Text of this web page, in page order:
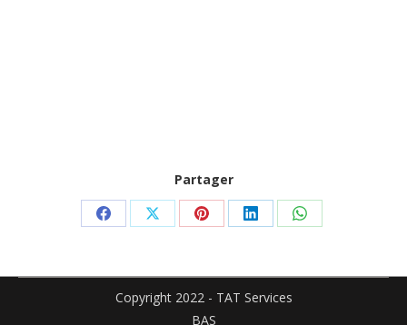
Partager
Partager
Facebook
Partager
X
Partager
Pinterest
Partager
LinkedIn
Partager
WhatsApp
Copyright 2022 - TAT Services
BAS